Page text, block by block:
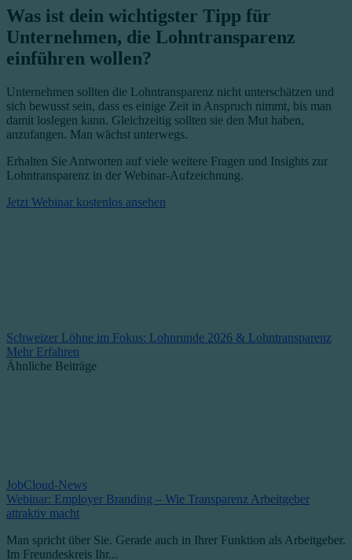
Was ist dein wichtigster Tipp für
Unternehmen, die Lohntransparenz
einführen wollen?
Unternehmen sollten die Lohntransparenz nicht unterschätzen und
sich bewusst sein, dass es einige Zeit in Anspruch nimmt, bis man
damit loslegen kann. Gleichzeitig sollten sie den Mut haben,
anzufangen. Man wächst unterwegs.
Erhalten Sie Antworten auf viele weitere Fragen und Insights zur
Lohntransparenz in der Webinar-Aufzeichnung.
Jetzt Webinar kostenlos ansehen
Schweizer Löhne im Fokus: Lohnrunde 2026 & Lohntransparenz
Mehr Erfahren
Ähnliche Beiträge
JobCloud-News
Webinar: Employer Branding – Wie Transparenz Arbeitgeber
attraktiv macht
Man spricht über Sie. Gerade auch in Ihrer Funktion als Arbeitgeber.
Im Freundeskreis Ihr...